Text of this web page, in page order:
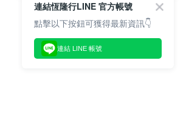
連結恆隆行LINE 官方帳號
點擊以下按鈕可獲得最新資訊👇
連結 LINE 帳號